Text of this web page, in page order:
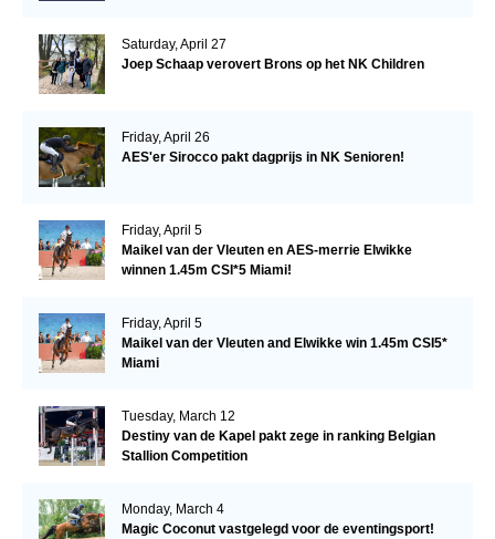
Saturday, April 27
Joep Schaap verovert Brons op het NK Children
Friday, April 26
AES'er Sirocco pakt dagprijs in NK Senioren!
Friday, April 5
Maikel van der Vleuten en AES-merrie Elwikke
winnen 1.45m CSI*5 Miami!
Friday, April 5
Maikel van der Vleuten and Elwikke win 1.45m CSI5*
Miami
Tuesday, March 12
Destiny van de Kapel pakt zege in ranking Belgian
Stallion Competition
Monday, March 4
Magic Coconut vastgelegd voor de eventingsport!